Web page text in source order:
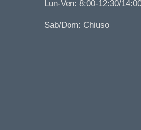
Lun-Ven: 8:00-12:30/
Sab/Dom: Chiuso